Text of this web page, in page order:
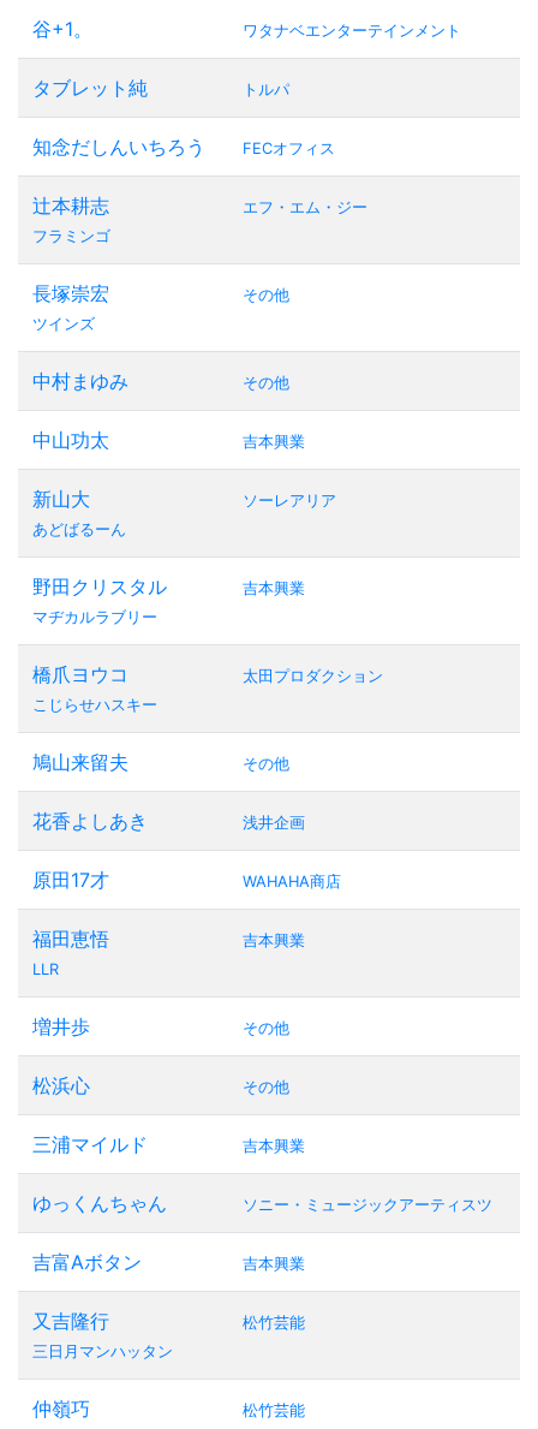
谷+1。 ワタナベエンターテインメント
タブレット純 トルパ
知念だしんいちろう FECオフィス
辻本耕志
フラミンゴ
エフ・エム・ジー
長塚崇宏
ツインズ
その他
中村まゆみ その他
中山功太 吉本興業
新山大
あどばるーん
ソーレアリア
野田クリスタル
マヂカルラブリー
吉本興業
橋爪ヨウコ
こじらせハスキー
太田プロダクション
鳩山来留夫 その他
花香よしあき 浅井企画
原田17才 WAHAHA商店
福田恵悟
LLR
吉本興業
増井歩 その他
松浜心 その他
三浦マイルド 吉本興業
ゆっくんちゃん ソニー・ミュージックアーティスツ
吉富Aボタン 吉本興業
又吉隆行
三日月マンハッタン
松竹芸能
仲嶺巧 松竹芸能